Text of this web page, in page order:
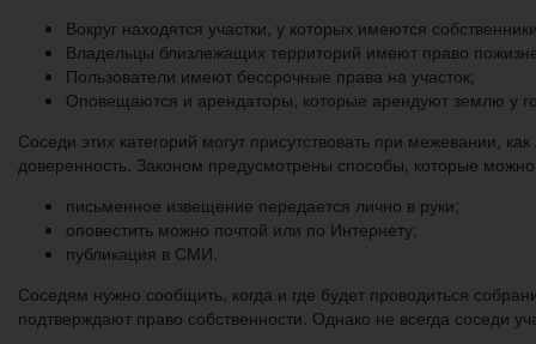
Вокруг находятся участки, у которых имеются
Владельцы близлежащих территорий имеют право
Пользователи имеют бессрочные права на участок;
Оповещаются и арендаторы, которые арендуют землю у
Соседи этих категорий могут присутствовать при межевании,
доверенность. Законом предусмотрены способы, которые
письменное извещение передается лично в руки;
оповестить можно почтой или по Интернету;
публикация в СМИ.
Соседям нужно сообщить, когда и где будет проводиться
подтверждают право собственности. Однако не всегда соседи